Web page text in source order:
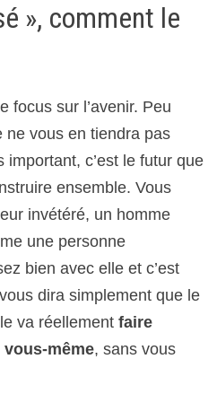
», comment le
focus sur l’avenir. Peu
ne vous en tiendra pas
important, c’est le futur que
ensemble. Vous
invétéré, un homme
une personne
bien avec elle et c’est
dira simplement que le
va réellement faire
même, sans vous